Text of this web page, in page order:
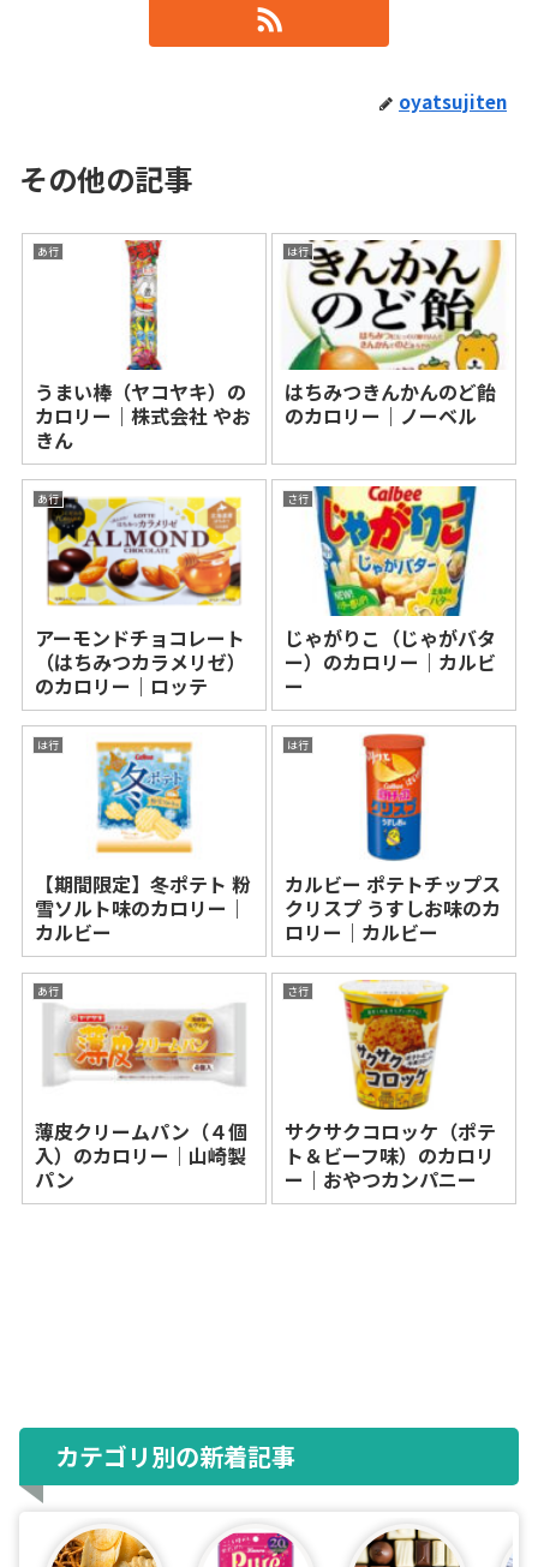
oyatsujiten
その他の記事
あ行
うまい棒（ヤコヤキ）の
カロリー｜株式会社 やお
きん
は行
はちみつきんかんのど飴
のカロリー｜ノーベル
あ行
アーモンドチョコレート
（はちみつカラメリゼ）
のカロリー｜ロッテ
さ行
じゃがりこ（じゃがバタ
ー）のカロリー｜カルビ
ー
は行
【期間限定】冬ポテト 粉
雪ソルト味のカロリー｜
カルビー
は行
カルビー ポテトチップス
クリスプ うすしお味のカ
ロリー｜カルビー
あ行
薄皮クリームパン（４個
入）のカロリー｜山崎製
パン
さ行
サクサクコロッケ（ポテ
ト＆ビーフ味）のカロリ
ー｜おやつカンパニー
カテゴリ別の新着記事